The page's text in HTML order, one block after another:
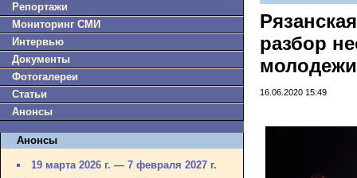
Репортажи
Мониторинг СМИ
Интервью
Документы
Фотогалереи
Статьи
Анонсы
Анонсы
19 марта 2026 г. — 7 февраля 2027 г.
разбор
молодежи
16.06.2020 15:49